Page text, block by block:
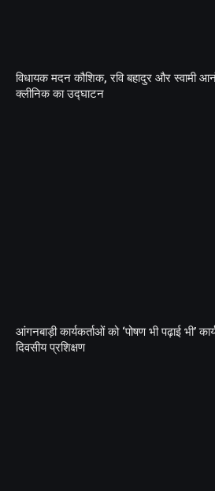
विधायक मदन कौशिक, रवि बहादुर और स्वामी
क्लीनिक का उद्घाटन
आंगनबाड़ी कार्यकर्ताओं को ‘पोषण भी पढ़ाई भी’
दिवसीय प्रशिक्षण